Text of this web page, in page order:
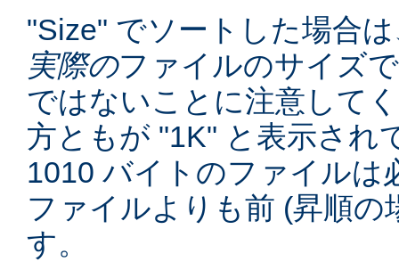
"Size" でソートした場合
実際のファイルのサイズ
ではないことに注意して
方ともが "1K" と表示され
1010 バイトのファイルは
ファイルよりも前 (昇順の
す。